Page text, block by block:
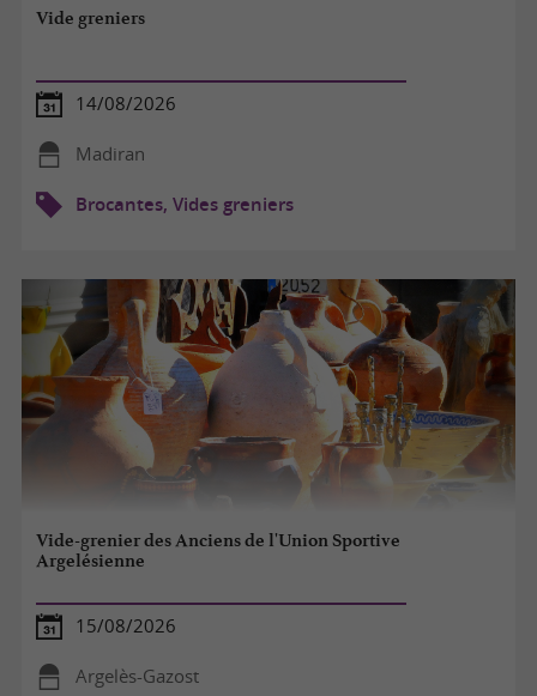
Vide greniers
14/08/2026
Madiran
Brocantes, Vides greniers
Vide-grenier des Anciens de l'Union Sportive
Argelésienne
15/08/2026
Argelès-Gazost